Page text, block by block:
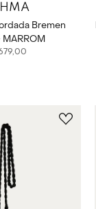
Bremen
MARROM
,00